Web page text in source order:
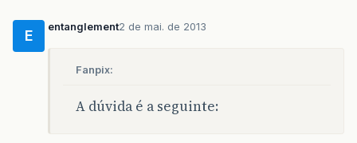
E
entanglement2 de mai. de 2013
Fanpix:
A dúvida é a seguinte: